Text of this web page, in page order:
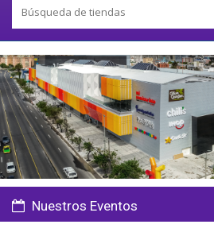
Nuestros Eventos